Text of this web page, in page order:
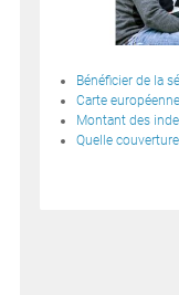
Bénéficier de la
Carte
Montant des
Quelle